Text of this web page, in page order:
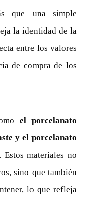
que una simple
la identidad de la
entre los valores
de compra de los
el porcelanato
y el porcelanato
materiales no
sino que también
lo que refleja